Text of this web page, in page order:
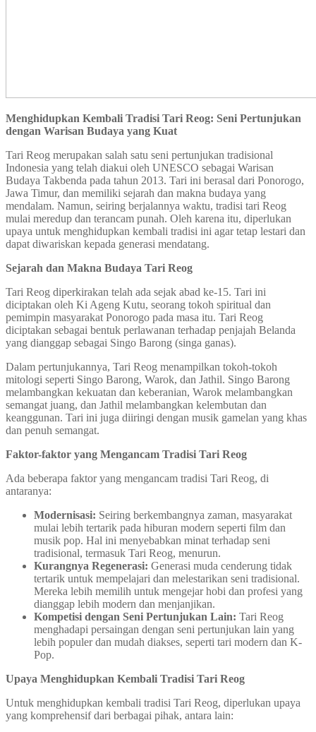
Menghidupkan Kembali Tradisi Tari Reog: Seni Pertunjukan
dengan Warisan Budaya yang Kuat
Tari Reog merupakan salah satu seni pertunjukan tradisional
Indonesia yang telah diakui oleh UNESCO sebagai Warisan
Budaya Takbenda pada tahun 2013. Tari ini berasal dari Ponorogo,
Jawa Timur, dan memiliki sejarah dan makna budaya yang
mendalam. Namun, seiring berjalannya waktu, tradisi tari Reog
mulai meredup dan terancam punah. Oleh karena itu, diperlukan
upaya untuk menghidupkan kembali tradisi ini agar tetap lestari dan
dapat diwariskan kepada generasi mendatang.
Sejarah dan Makna Budaya Tari Reog
Tari Reog diperkirakan telah ada sejak abad ke-15. Tari ini
diciptakan oleh Ki Ageng Kutu, seorang tokoh spiritual dan
pemimpin masyarakat Ponorogo pada masa itu. Tari Reog
diciptakan sebagai bentuk perlawanan terhadap penjajah Belanda
yang dianggap sebagai Singo Barong (singa ganas).
Dalam pertunjukannya, Tari Reog menampilkan tokoh-tokoh
mitologi seperti Singo Barong, Warok, dan Jathil. Singo Barong
melambangkan kekuatan dan keberanian, Warok melambangkan
semangat juang, dan Jathil melambangkan kelembutan dan
keanggunan. Tari ini juga diiringi dengan musik gamelan yang khas
dan penuh semangat.
Faktor-faktor yang Mengancam Tradisi Tari Reog
Ada beberapa faktor yang mengancam tradisi Tari Reog, di
antaranya:
Modernisasi: Seiring berkembangnya zaman, masyarakat
mulai lebih tertarik pada hiburan modern seperti film dan
musik pop. Hal ini menyebabkan minat terhadap seni
tradisional, termasuk Tari Reog, menurun.
Kurangnya Regenerasi: Generasi muda cenderung tidak
tertarik untuk mempelajari dan melestarikan seni tradisional.
Mereka lebih memilih untuk mengejar hobi dan profesi yang
dianggap lebih modern dan menjanjikan.
Kompetisi dengan Seni Pertunjukan Lain: Tari Reog
menghadapi persaingan dengan seni pertunjukan lain yang
lebih populer dan mudah diakses, seperti tari modern dan K-
Pop.
Upaya Menghidupkan Kembali Tradisi Tari Reog
Untuk menghidupkan kembali tradisi Tari Reog, diperlukan upaya
yang komprehensif dari berbagai pihak, antara lain: